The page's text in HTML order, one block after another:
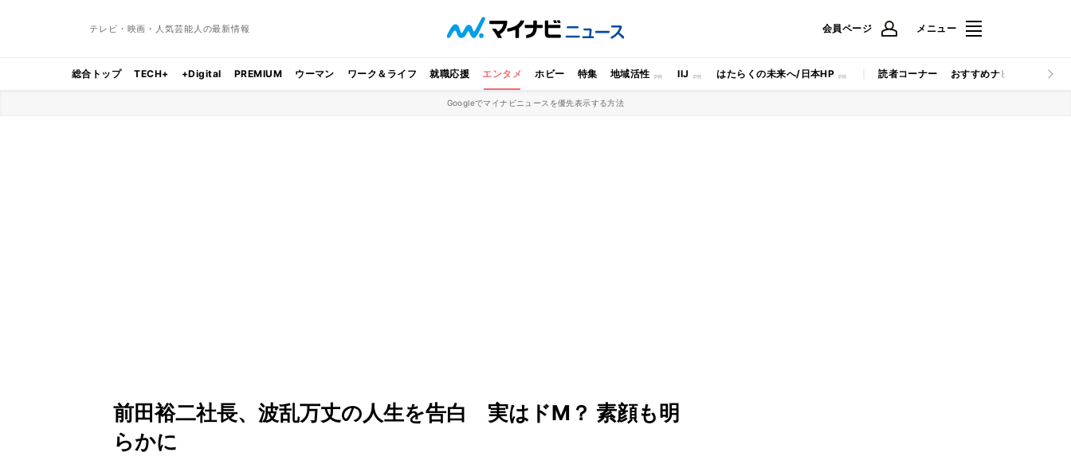
テレビ・映画・人気芸能人の最新情報 会員ページ メニュー
総合トップ TECH+ +Digital PREMIUM ウーマン ワーク＆ライフ 就職応援 エンタメ ホビー 特集 地域活性 IIJ はたらくの未来へ/日本HP 読者コーナー おすすめナビ マイナビ
Googleでマイナビニュースを優先表示する方法
前田裕二社長、波乱万丈の人生を告白 実はドM？ 素顔も明
らかに